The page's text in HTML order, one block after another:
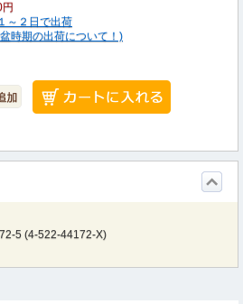
～２日で出荷
時期の出荷について！)
5 (4-522-44172-X)